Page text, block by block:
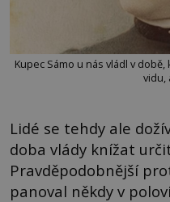
Kupec Sámo u nás vládl v
vidu,
Lidé se tehdy ale
doba vlády knížat
Pravděpodobnější
panoval někdy v